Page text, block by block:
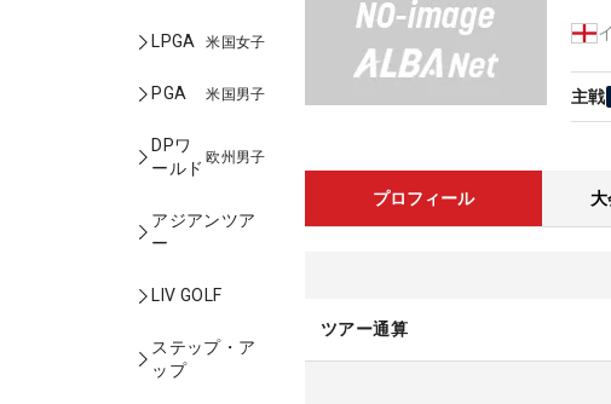
LPGA 米国女子
PGA 米国男子
DPワ
ールド
欧州男子
アジアンツア
ー
LIV GOLF
ステップ・ア
ップ
主戦
プロフィール
ツアー通算